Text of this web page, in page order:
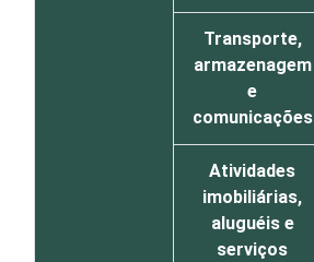
Transporte,
armazenagem
e
comunicações
Atividades
imobiliárias,
aluguéis e
serviços